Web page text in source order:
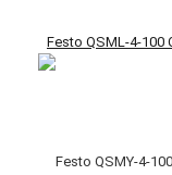
Festo QSML-4-100